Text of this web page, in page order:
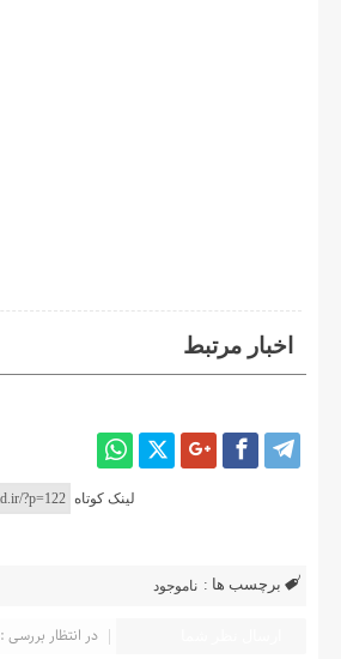
اخبار مرتبط
لینک کوتاه
برچسب ها : ناموجود
در انتظار بررسی : 0